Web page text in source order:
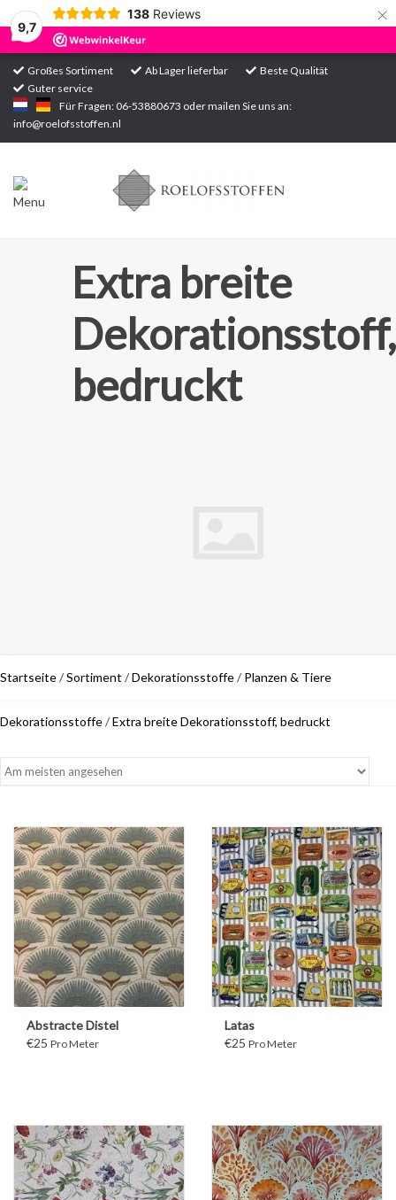
9,7
138 Reviews ×
Großes Sortiment Ab Lager lieferbar
Beste Qualität
Guter service
Für Fragen: 06-53880673 oder mailen Sie uns an:
info@roelofsstoffen.nl
Startseite
Sortiment
Extra breite
Dekorationsstoff,
bedruckt
Startseite/Sortiment /Dekorationsstoffe/ Planzen & Tiere
Dekorationsstoffe/Extra breite Dekorationsstoff, bedruckt
Abstracte Distel
€25 Pro Meter
Latas
€25 Pro Meter